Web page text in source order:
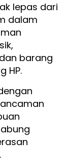
lepas dari
dalam
barang
HP.